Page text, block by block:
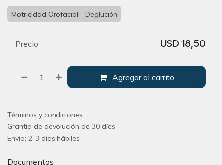
Motricidad Orofacial - Deglución
Agregar al carrito
Precio USD 18,50
Términos y condiciones
Grantía de devolución de 30 días
Envío: 2-3 días hábiles
Documentos